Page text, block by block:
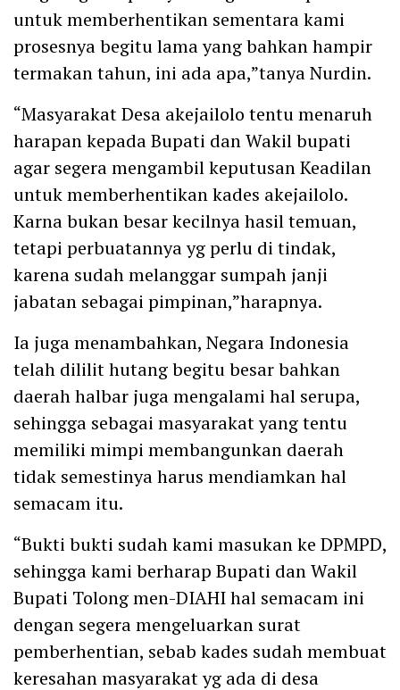
untuk memberhentikan sementara kami
prosesnya begitu lama yang bahkan hampir
termakan tahun, ini ada apa,”tanya Nurdin.
“Masyarakat Desa akejailolo tentu menaruh
harapan kepada Bupati dan Wakil bupati
agar segera mengambil keputusan Keadilan
untuk memberhentikan kades akejailolo.
Karna bukan besar kecilnya hasil temuan,
tetapi perbuatannya yg perlu di tindak,
karena sudah melanggar sumpah janji
jabatan sebagai pimpinan,”harapnya.
Ia juga menambahkan, Negara Indonesia
telah dililit hutang begitu besar bahkan
daerah halbar juga mengalami hal serupa,
sehingga sebagai masyarakat yang tentu
memiliki mimpi membangunkan daerah
tidak semestinya harus mendiamkan hal
semacam itu.
“Bukti bukti sudah kami masukan ke DPMPD,
sehingga kami berharap Bupati dan Wakil
Bupati Tolong men-DIAHI hal semacam ini
dengan segera mengeluarkan surat
pemberhentian, sebab kades sudah membuat
keresahan masyarakat yg ada di desa